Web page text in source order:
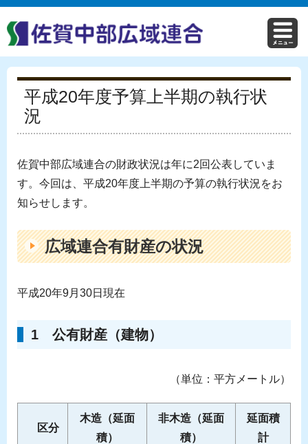
平成20年度予算上半期の執行状
況
佐賀中部広域連合の財政状況は年に2回公表していま
す。今回は、平成20年度上半期の予算の執行状況をお
知らせします。
広域連合有財産の状況
平成20年9月30日現在
1 公有財産（建物）
（単位：平方メートル）
区分
木造（延面
積）
非木造（延面
積）
延面積
計